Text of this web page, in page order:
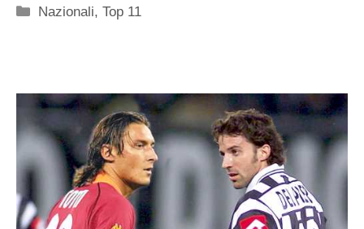
Categorie
Nazionali,Top 11